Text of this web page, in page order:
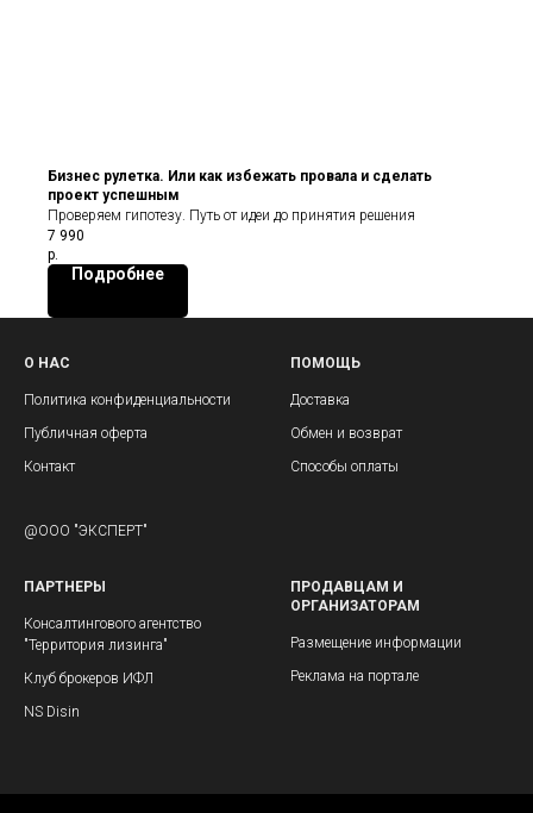
Бизнес рулетка. Или как избежать провала и сделать
проект успешным
Проверяем гипотезу. Путь от идеи до принятия решения
7 990
р.
Подробнее
О НАС
Политика конфиденциальности
Публичная оферта
Контакт
@ООО "ЭКСПЕРТ"
ПОМОЩЬ
Доставка
Обмен и возврат
Способы оплаты
ПАРТНЕРЫ
Консалтингового агентство
"Территория лизинга"
Клуб брокеров ИФЛ
NS Disin
ПРОДАВЦАМ И
ОРГАНИЗАТОРАМ
Размещение информации
Реклама на портале